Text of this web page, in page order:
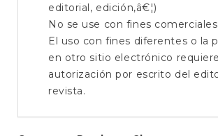
editorial, edición,â€¦)
No se use con fines comerciales
El uso con fines diferentes o la
en otro sitio electrónico
autorización por escrito del
revista.